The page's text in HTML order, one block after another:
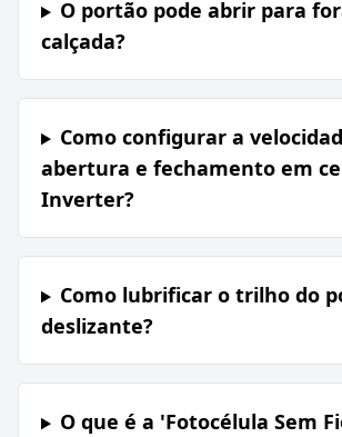
O portão pode abrir para
calçada?
Como configurar a
abertura e fechamento em
Inverter?
Como lubrificar o trilho do
deslizante?
O que é a 'Fotocélula Sem